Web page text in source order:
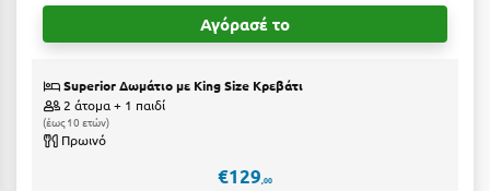
Καβάλα
Αγόρασέ το
Superior Δωμάτιο με Κing Size Kρεβάτι
2 άτομα + 1 παιδί
έως 10 ετών
Πρωινό
€129 ,00